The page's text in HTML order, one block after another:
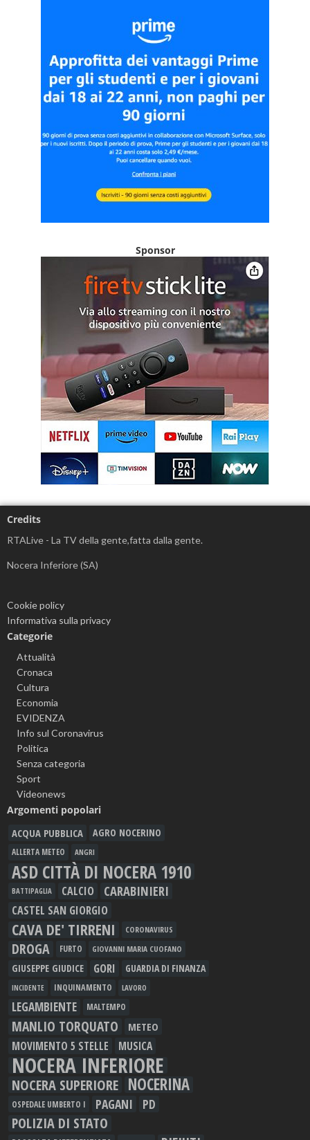
Sponsor
Credits
RTALive - La TV della gente,fatta dalla gente.
Nocera Inferiore (SA)
Cookie policy
Informativa sulla privacy
Categorie
Attualità
Cronaca
Cultura
Economia
EVIDENZA
Info sul Coronavirus
Politica
Senza categoria
Sport
Videonews
Argomenti popolari
ACQUA PUBBLICA AGRO NOCERINO
ALLERTA METEO ANGRI
ASD CITTÀ DI NOCERA 1910
BATTIPAGLIA CALCIO CARABINIERI
CASTEL SAN GIORGIO
CAVA DE' TIRRENI CORONAVIRUS
DROGA FURTO GIOVANNI MARIA CUOFANO
GIUSEPPE GIUDICE GORI GUARDIA DI FINANZA
INCIDENTE INQUINAMENTO LAVORO
LEGAMBIENTE MALTEMPO
MANLIO TORQUATO METEO
MOVIMENTO 5 STELLE MUSICA
NOCERA INFERIORE
NOCERA SUPERIORE NOCERINA
OSPEDALE UMBERTO I PAGANI PD
POLIZIA DI STATO